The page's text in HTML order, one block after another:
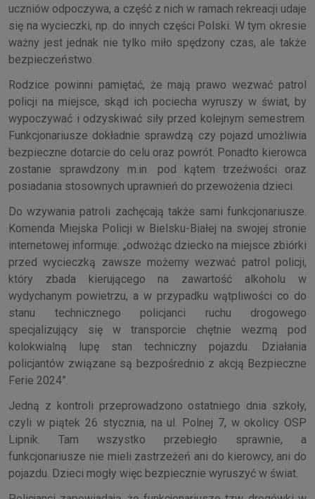
uczniów odpoczywa, a część z nich w ramach rekreacji udaje
się na wycieczki, np. do innych części Polski. W tym okresie
ważny jest jednak nie tylko miło spędzony czas, ale także
bezpieczeństwo.
Rodzice powinni pamiętać, że mają prawo wezwać patrol
policji na miejsce, skąd ich pociecha wyruszy w świat, by
wypoczywać i odzyskiwać siły przed kolejnym semestrem.
Funkcjonariusze dokładnie sprawdzą czy pojazd umożliwia
bezpieczne dotarcie do celu oraz powrót. Ponadto kierowca
zostanie sprawdzony m.in. pod kątem trzeźwości oraz
posiadania stosownych uprawnień do przewożenia dzieci.
Do wzywania patroli zachęcają także sami funkcjonariusze.
Komenda Miejska Policji w Bielsku-Białej na swojej stronie
internetowej informuje: „odwożąc dziecko na miejsce zbiórki
przed wycieczką zawsze możemy wezwać patrol policji,
który zbada kierującego na zawartość alkoholu w
wydychanym powietrzu, a w przypadku wątpliwości co do
stanu technicznego policjanci ruchu drogowego
specjalizujący się w transporcie chętnie wezmą pod
kolokwialną lupę stan techniczny pojazdu. Działania
policjantów związane są bezpośrednio z akcją Bezpieczne
Ferie 2024”.
Jedną z kontroli przeprowadzono ostatniego dnia szkoły,
czyli w piątek 26 stycznia, na ul. Polnej 7, w okolicy OSP
Lipnik. Tam wszystko przebiegło sprawnie, a
funkcjonariusze nie mieli zastrzeżeń ani do kierowcy, ani do
pojazdu. Dzieci mogły więc bezpiecznie wyruszyć w świat.